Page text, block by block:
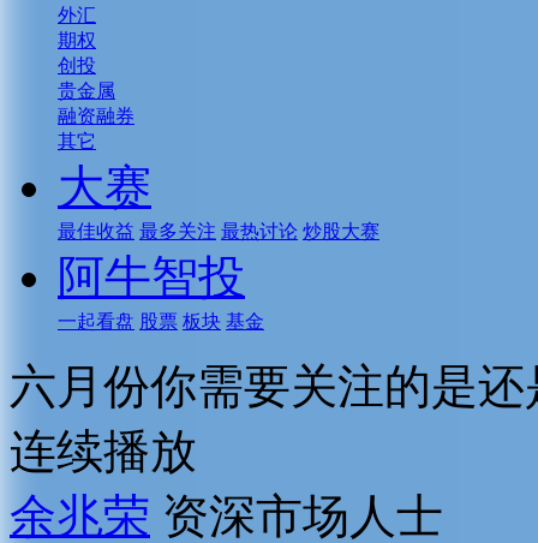
外汇
期权
创投
贵金属
融资融券
其它
大赛
最佳收益 最多关注 最热讨论 炒股大赛
阿牛智投
一起看盘 股票 板块 基金
六月份你需要关注的是还
连续播放
余兆荣 资深市场人士